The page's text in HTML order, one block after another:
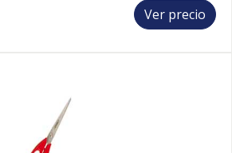
Ver precio